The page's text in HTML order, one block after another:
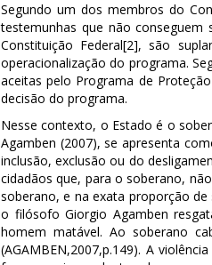
Segundo um dos membros do
testemunhas que não conseguem
Constituição Federal[2], são
operacionalização do programa.
aceitas pelo Programa de
decisão do programa.
Nesse contexto, o Estado é o
Agamben (2007), se apresenta
inclusão, exclusão ou do
cidadãos que, para o soberano,
soberano, e na exata proporção
o filósofo Giorgio Agamben
homem matável. Ao soberano
(AGAMBEN,2007,p.149). A